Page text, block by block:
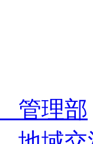
管理部